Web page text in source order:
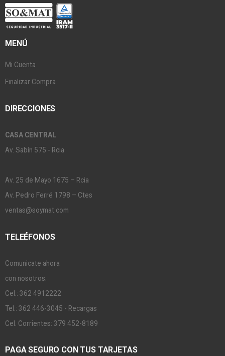
MENÚ
Mi Cuenta
Finalizar Compra
DIRECCIONES
CASA CENTRAL
Av. Sabín 575 - Rcia
Av. 25 de Mayo 1675 – Rcia
Av. Pedro Ferré 1798 – Ctes
ventas@soymat.com
TELEÉFONOS
Comunicate ahora
con nosotros.
Cel.: 362 4912222
Tel.: 362 446-3045 - Recargas
Cel. Corrientes: 379 452-8189
PAGA SEGURO CON TUS TARJETAS